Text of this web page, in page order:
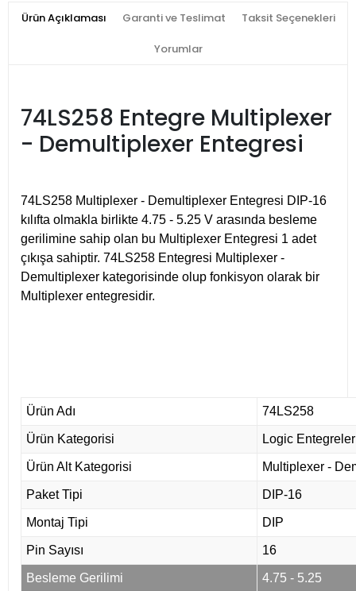
Ürün Açıklaması Garanti ve Teslimat Taksit Seçenekleri
Yorumlar
74LS258 Entegre Multiplexer
- Demultiplexer Entegresi
74LS258 Multiplexer - Demultiplexer Entegresi DIP-16
kılıfta olmakla birlikte 4.75 - 5.25 V arasında besleme
gerilimine sahip olan bu Multiplexer Entegresi 1 adet
çıkışa sahiptir. 74LS258 Entegresi Multiplexer -
Demultiplexer kategorisinde olup fonkisyon olarak bir
Multiplexer entegresidir.
Ürün Adı 74LS258
Ürün Kategorisi Logic Entegreler
Ürün Alt Kategorisi Multiplexer -
Paket Tipi DIP-16
Montaj Tipi DIP
Pin Sayısı 16
Besleme Gerilimi 4.75 - 5.25